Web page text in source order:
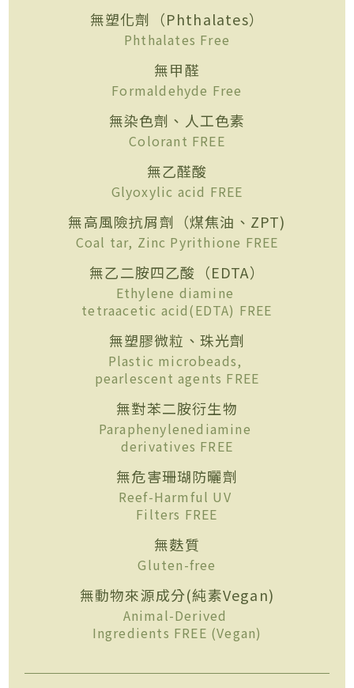
無塑化劑（Phthalates）
Phthalates Free
無甲醛
Formaldehyde Free
無染色劑、人工色素
Colorant FREE
無乙醛酸
Glyoxylic acid FREE
無高風險抗屑劑（煤焦油、ZPT)
Coal tar, Zinc Pyrithione FREE
無乙二胺四乙酸（EDTA）
Ethylene diamine
tetraacetic acid(EDTA) FREE
無塑膠微粒、珠光劑
Plastic microbeads,
pearlescent agents FREE
無對苯二胺衍生物
Paraphenylenediamine
derivatives FREE
無危害珊瑚防曬劑
Reef-Harmful UV
Filters FREE
無麩質
Gluten-free
無動物來源成分(純素Vegan)
Animal-Derived
Ingredients FREE (Vegan)